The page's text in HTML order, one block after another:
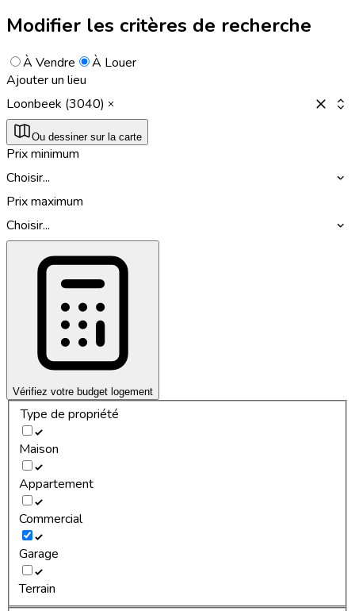
Modifier les critères de recherche
À Vendre
À Louer
Ajouter un lieu
Loonbeek (3040)
Ou dessiner sur la carte
Prix minimum
Choisir...
Prix maximum
Choisir...
Vérifiez votre budget logement
Type de propriété
Maison
Appartement
Commercial
Garage
Terrain